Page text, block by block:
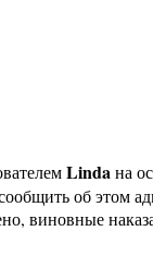
Lindaна
об этом
виновные